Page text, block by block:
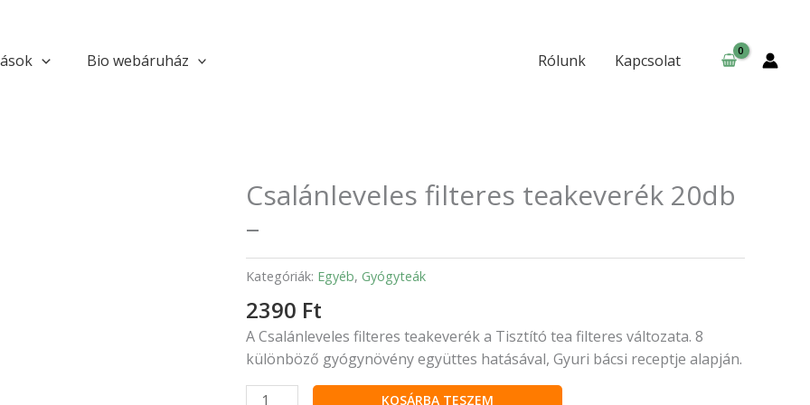
Bio webáruház Rólunk Kapcsolat
Csalánleveles filteres teakeverék 20db
–
Kategóriák: Egyéb, Gyógyteák
2390 Ft
A Csalánleveles filteres teakeverék a Tisztító tea filteres változata. 8
különböző gyógynövény együttes hatásával, Gyuri bácsi receptje alapján.
Csalánleveles
filteres
teakeverék
20db
-
mennyiség
KOSÁRBA TESZEM
mennyiség